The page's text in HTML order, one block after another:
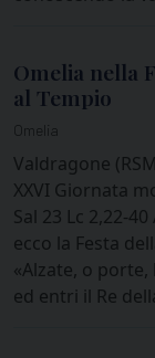
Omelia nella
al Tempio
Omelia
Valdragone
XXVI Giornata
Sal 23 Lc 2,22-
ecco la Festa
«Alzate, o
ed entri il Re